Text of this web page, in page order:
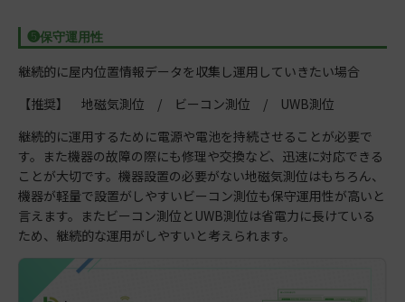
❺保守運用性
継続的に屋内位置情報データを収集し運用していきたい場合
【推奨】 地磁気測位 / ビーコン測位 / UWB測位
継続的に運用するために電源や電池を持続させることが必要で
す。また機器の故障の際にも修理や交換など、迅速に対応できる
ことが大切です。機器設置の必要がない地磁気測位はもちろん、
機器が軽量で設置がしやすいビーコン測位も保守運用性が高いと
言えます。またビーコン測位とUWB測位は省電力に長けている
ため、継続的な運用がしやすいと考えられます。